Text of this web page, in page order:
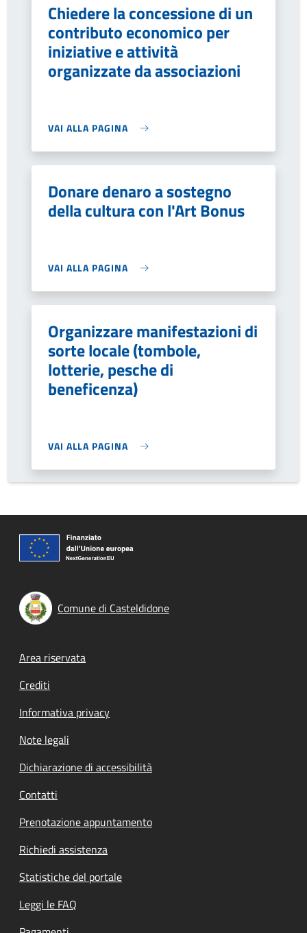
Chiedere la concessione di un
contributo economico per
iniziative e attività
organizzate da associazioni
VAI ALLA PAGINA
Donare denaro a sostegno
della cultura con l'Art Bonus
VAI ALLA PAGINA
Organizzare manifestazioni di
sorte locale (tombole,
lotterie, pesche di
beneficenza)
VAI ALLA PAGINA
Comune di Casteldidone
Footer menu
Area riservata
Crediti
Informativa privacy
Note legali
Dichiarazione di accessibilità
Contatti
Prenotazione appuntamento
Richiedi assistenza
Statistiche del portale
Leggi le FAQ